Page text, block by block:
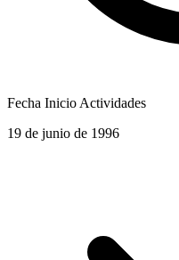
Fecha Inicio Actividades
19 de junio de 1996